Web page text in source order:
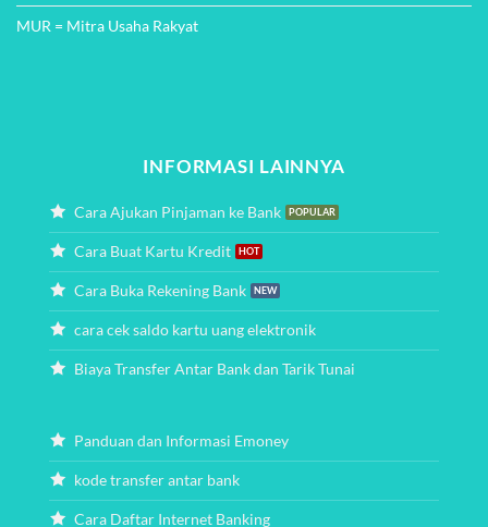
Cara Buat Kartu Kredit
Cara Buka Rekening Bank
cara cek saldo kartu uang elektronik
Biaya Transfer Antar Bank dan Tarik Tunai
Cara Daftar Internet Banking
Cara Daftar SMS Banking